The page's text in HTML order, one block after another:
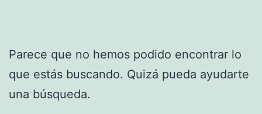
Parece que no hemos podido encontrar lo
que estás buscando. Quizá pueda ayudarte
una búsqueda.